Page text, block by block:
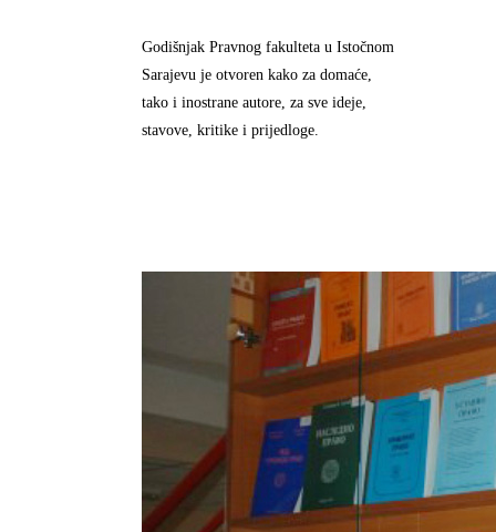
Godišnjak Pravnog fakulteta u Istočnom
Sarajevu je otvoren kako za domaće,
tako i inostrane autore, za sve ideje,
stavove, kritike i prijedloge.